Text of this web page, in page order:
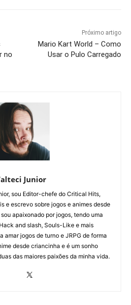
no
Próximo artigo
Mario Kart World – Como
Usar o Pulo Carregado
Junior
sou Editor-chefe do Critical Hits,
e escrevo sobre jogos e animes desde
apaixonado por jogos, tendo uma
and slash, Souls-Like e mais
amar jogos de turno e JRPG de forma
desde criancinha e é um sonho
das maiores paixões da minha vida.